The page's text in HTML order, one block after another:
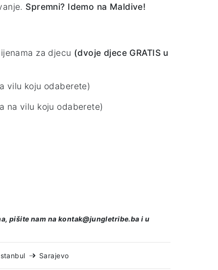
Spremni? Idemo na Maldive!
za djecu (dvoje djece GRATIS u
vilu koju odaberete)
na vilu koju odaberete)
pišite nam na kontak@jungletribe.ba i u
Sarajevo